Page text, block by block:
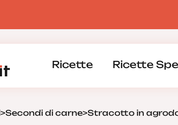
Ricette Ricette
>Secondi di carne>Stracotto in